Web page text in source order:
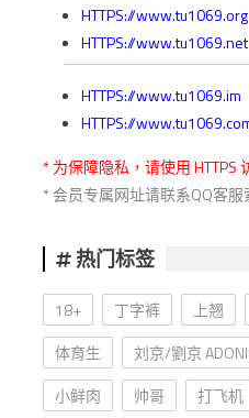
HTTPS://www.tu1069.org
HTTPS://www.tu1069.net
HTTPS://www.tu1069.im
HTTPS://
* 为保障隐私，请使用 HTTPS
* 会员专属网址请联系QQ客服
热门标签
18+ 丁字裤 上翘
体育生
刘京/劉京
小鲜肉
帅哥 打飞机